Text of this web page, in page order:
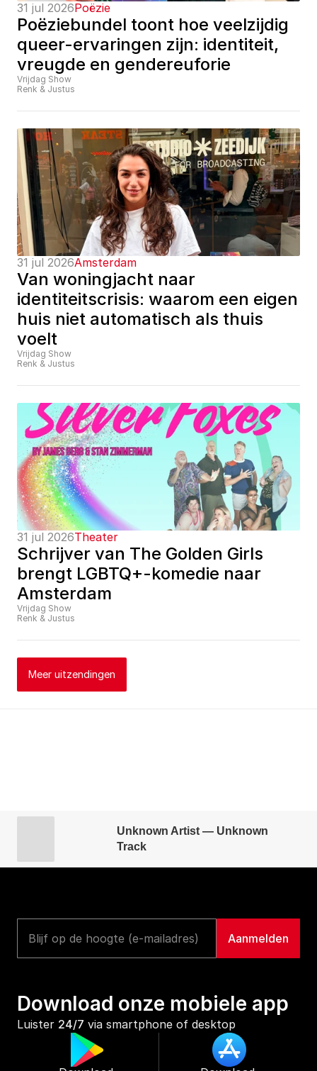
31 jul 2026Poëzie
Poëziebundel toont hoe veelzijdig
queer-ervaringen zijn: identiteit,
vreugde en gendereuforie
Vrijdag Show
Renk & Justus
31 jul 2026Amsterdam
Van woningjacht naar
identiteitscrisis: waarom een eigen
huis niet automatisch als thuis
voelt
Vrijdag Show
Renk & Justus
31 jul 2026Theater
Schrijver van The Golden Girls
brengt LGBTQ+-komedie naar
Amsterdam
Vrijdag Show
Renk & Justus
Meer uitzendingen
Unknown Artist — Unknown
Track
Download onze mobiele app
Luister 24/7 via smartphone of desktop